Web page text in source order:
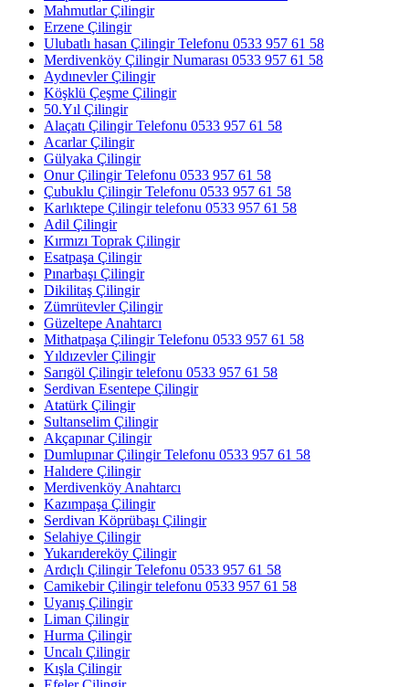
Mahmutlar Çilingir
Erzene Çilingir
Ulubatlı hasan Çilingir Telefonu 0533 957 61 58
Merdivenköy Çilingir Numarası 0533 957 61 58
Aydınevler Çilingir
Köşklü Çeşme Çilingir
50.Yıl Çilingir
Alaçatı Çilingir Telefonu 0533 957 61 58
Acarlar Çilingir
Gülyaka Çilingir
Onur Çilingir Telefonu 0533 957 61 58
Çubuklu Çilingir Telefonu 0533 957 61 58
Karlıktepe Çilingir telefonu 0533 957 61 58
Adil Çilingir
Kırmızı Toprak Çilingir
Esatpaşa Çilingir
Pınarbaşı Çilingir
Dikilitaş Çilingir
Zümrütevler Çilingir
Güzeltepe Anahtarcı
Mithatpaşa Çilingir Telefonu 0533 957 61 58
Yıldızevler Çilingir
Sarıgöl Çilingir telefonu 0533 957 61 58
Serdivan Esentepe Çilingir
Atatürk Çilingir
Sultanselim Çilingir
Akçapınar Çilingir
Dumlupınar Çilingir Telefonu 0533 957 61 58
Halıdere Çilingir
Merdivenköy Anahtarcı
Kazımpaşa Çilingir
Serdivan Köprübaşı Çilingir
Selahiye Çilingir
Yukarıdereköy Çilingir
Ardıçlı Çilingir Telefonu 0533 957 61 58
Camikebir Çilingir telefonu 0533 957 61 58
Uyanış Çilingir
Liman Çilingir
Hurma Çilingir
Uncalı Çilingir
Kışla Çilingir